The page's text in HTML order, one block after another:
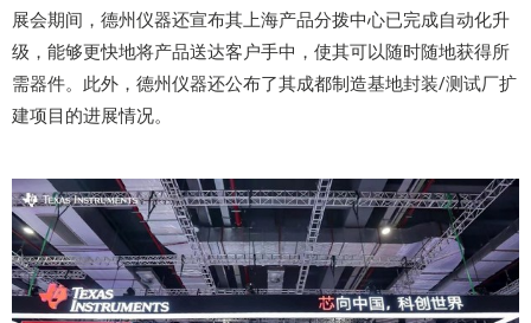
展会期间，德州仪器还宣布其上海产品分拨中心已完成自动化升
级，能够更快地将产品送达客户手中，使其可以随时随地获得所
需器件。此外，德州仪器还公布了其成都制造基地封装/测试厂扩
建项目的进展情况。